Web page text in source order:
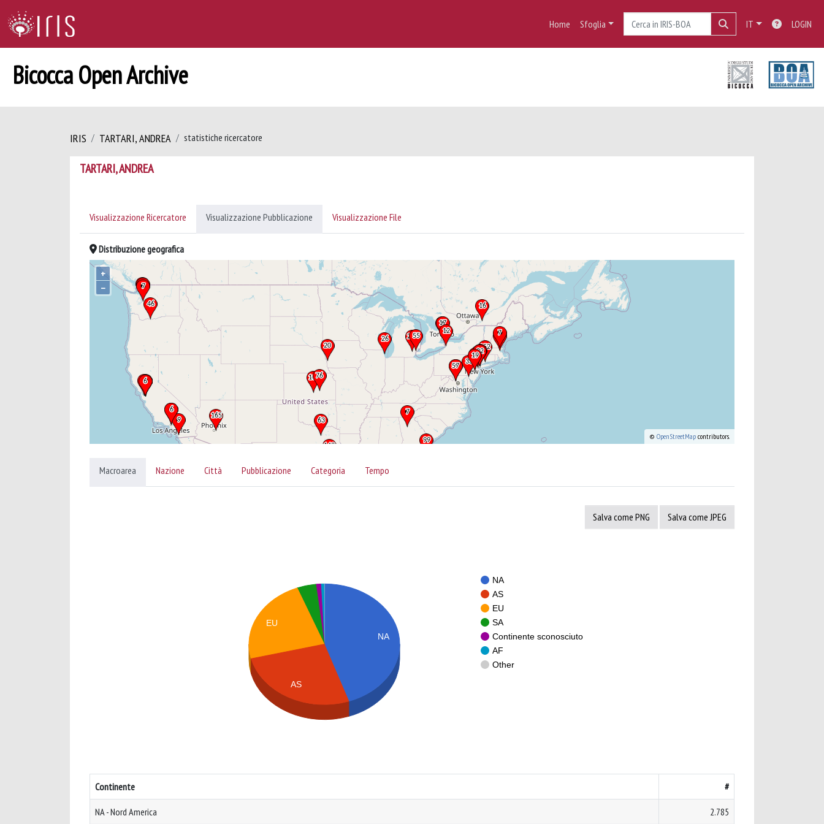
Home Sfoglia IT LOGIN
Bicocca Open Archive
IRIS TARTARI, ANDREA statistiche ricercatore
TARTARI, ANDREA
Visualizzazione Ricercatore Visualizzazione Pubblicazione Visualizzazione File
Distribuzione geografica
+
–
© OpenStreetMap contributors.
Macroarea Nazione Città Pubblicazione Categoria Tempo
Salva come PNG Salva come JPEG
NA
AS
EU
SA
Continente sconosciuto
AF
Other
NA
EU
AS
Continente #
NA - Nord America 2.785